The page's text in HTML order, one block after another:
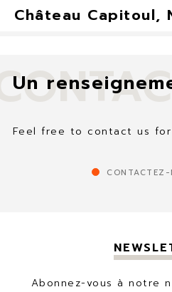
Château Capitoul,
Un
Feel free to contact us for
CONTACTEZ-
Abonnez-vous à notre